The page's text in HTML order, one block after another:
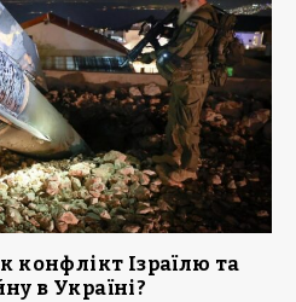
конфлікт Ізраїлю та
в Україні?